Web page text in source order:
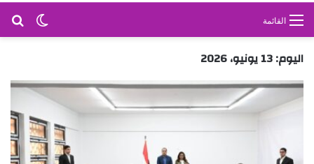
الوضع القائمة
اليوم:13 يونيو، 2026